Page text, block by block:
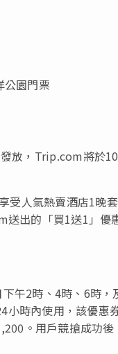
公園門票
放，Trip.com將於
受人氣熱賣酒店1晚
出的「買1送1」
午2時、4時、6時
小時內使用，該優
。用戶競搶成功